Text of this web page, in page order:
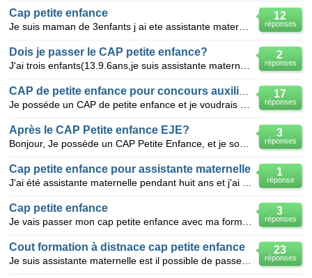
12
réponses
Cap petite enfance
2
réponses
Dois je passer le CAP petite enfance?
17
réponses
3
réponses
Après le CAP Petite enfance EJE?
1
réponse
Cap petite enfance pour assistante maternelle
3
réponses
Cap petite enfance
23
réponses
Cout formation à distnace cap petite enfance